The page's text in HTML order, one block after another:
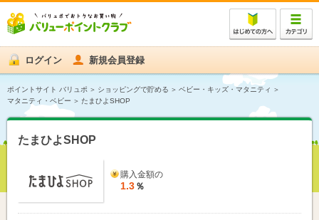
ログイン 新規会員登録
ポイントサイト バリュポ ショッピングで貯める
ベビー・キッズ・マタニティ
マタニティ・ベビー
たまひよSHOP
たまひよSHOP
購入金額の
1.3 ％